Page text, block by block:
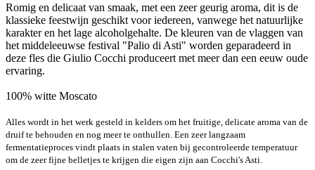
Romig en delicaat van smaak, met een zeer geurig aroma, dit is de
klassieke feestwijn geschikt voor iedereen, vanwege het natuurlijke
karakter en het lage alcoholgehalte. De kleuren van de vlaggen van
het middeleeuwse festival "Palio di Asti" worden geparadeerd in
deze fles die Giulio Cocchi produceert met meer dan een eeuw oude
ervaring.
100% witte Moscato
Alles wordt in het werk gesteld in kelders om het fruitige, delicate aroma van de
druif te behouden en nog meer te onthullen. Een zeer langzaam
fermentatieproces vindt plaats in stalen vaten bij gecontroleerde temperatuur
om de zeer fijne belletjes te krijgen die eigen zijn aan Cocchi's Asti.